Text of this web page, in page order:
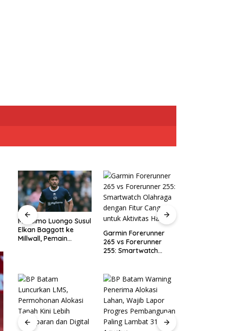
Massimo Luongo Susul
Elkan Baggott ke
Millwall, Pemain
Garmin Forerunner
265 vs Forerunner
255: Smartwatch
Aktivitas Harian